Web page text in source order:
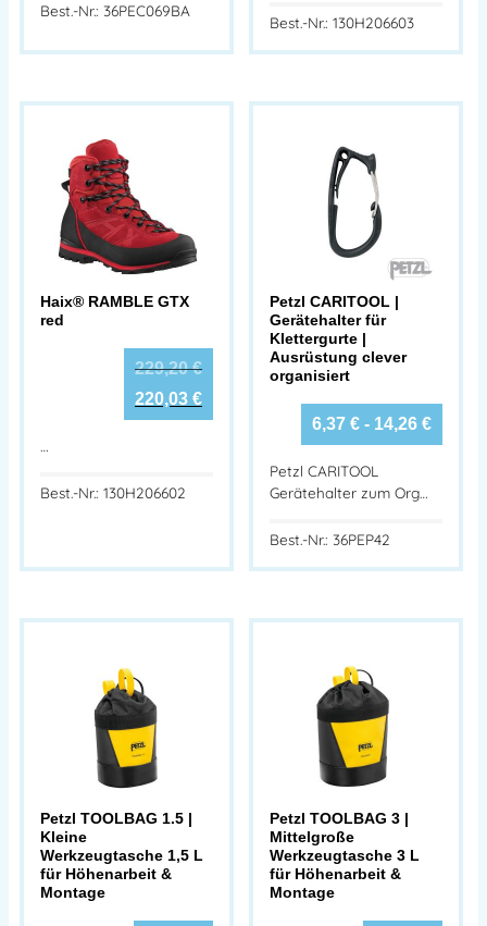
Best.-Nr.: 36PEC069BA
Best.-Nr.: 130H206603
Haix® RAMBLE GTX
red
229,20€
220,03 €
…
Best.-Nr.: 130H206602
Petzl CARITOOL |
Gerätehalter für
Klettergurte |
Ausrüstung clever
organisiert
6,37 €- 14,26 €
Petzl CARITOOL
Gerätehalter zum Org…
Best.-Nr.: 36PEP42
Petzl TOOLBAG 1.5 |
Kleine
Werkzeugtasche 1,5 L
für Höhenarbeit &
Montage
Petzl TOOLBAG 3 |
Mittelgroße
Werkzeugtasche 3 L
für Höhenarbeit &
Montage